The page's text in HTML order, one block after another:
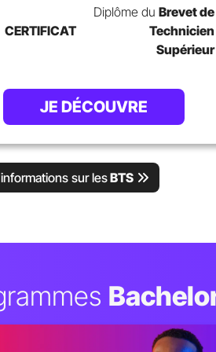
CERTIFICAT
Diplôme du Brevet de
Technicien
Supérieur
JE DÉCOUVRE
sur lesBTS